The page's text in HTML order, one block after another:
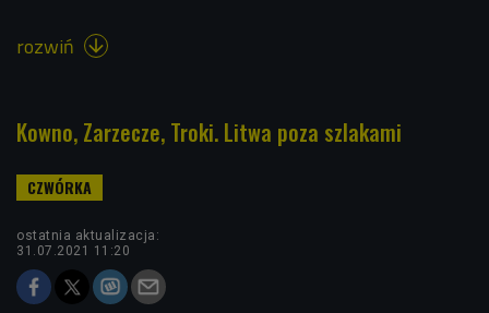
rozwiń 
Kowno, Zarzecze, Troki. Litwa poza szlakami
ostatnia aktualizacja:
31.07.2021 11:20